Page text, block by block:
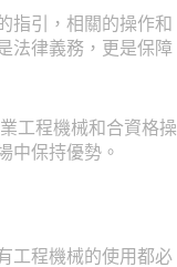
指引，相關的操作和
法律義務，更是保障
工程機械和合資格操
中保持優勢。
工程機械的使用都必